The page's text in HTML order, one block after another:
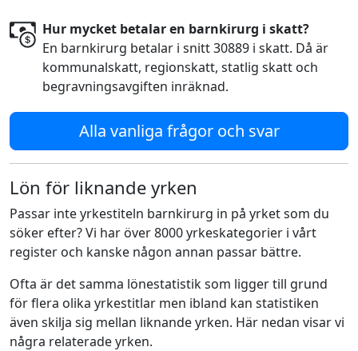
Hur mycket betalar en barnkirurg i skatt?
En barnkirurg betalar i snitt 30889 i skatt. Då är
kommunalskatt, regionskatt, statlig skatt och
begravningsavgiften inräknad.
Alla vanliga frågor och svar
Lön för liknande yrken
Passar inte yrkestiteln barnkirurg in på yrket som du
söker efter? Vi har över 8000 yrkeskategorier i vårt
register och kanske någon annan passar bättre.
Ofta är det samma lönestatistik som ligger till grund
för flera olika yrkestitlar men ibland kan statistiken
även skilja sig mellan liknande yrken. Här nedan visar vi
några relaterade yrken.